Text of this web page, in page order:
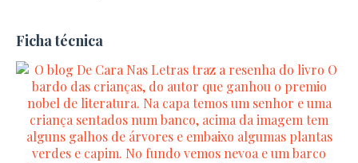
Ficha técnica